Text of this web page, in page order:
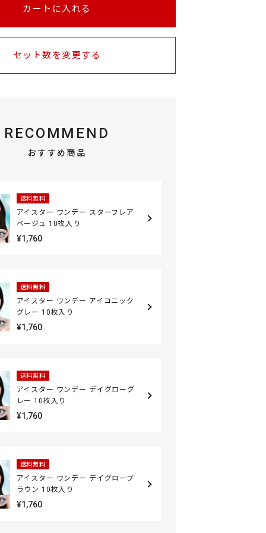
カートに入れる
セット数を変更する
RECOMMEND
おすすめ商品
送料無料
アイスター ワンデー スターフレア
ベージュ 10枚入り
¥1,760
送料無料
アイスター ワンデー アイコニック
グレー 10枚入り
¥1,760
送料無料
アイスター ワンデー デイグローグ
レー 10枚入り
¥1,760
送料無料
アイスター ワンデー デイグローブ
ラウン 10枚入り
¥1,760